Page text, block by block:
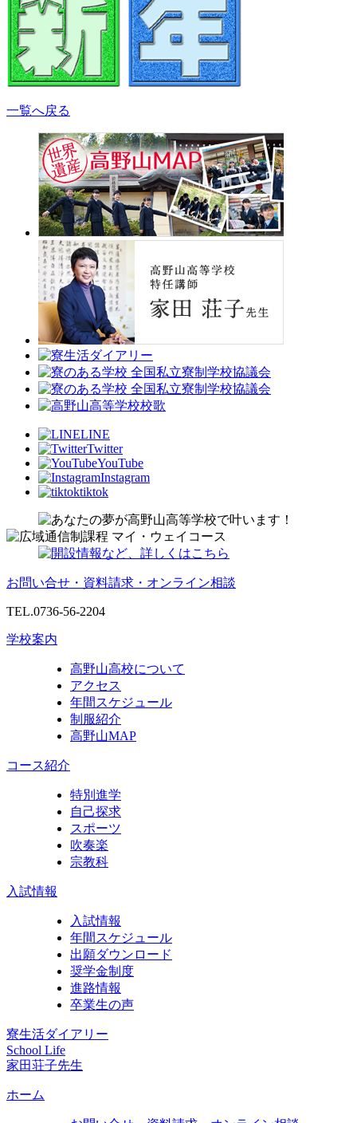
一覧へ戻る
LINE
Twitter
YouTube
Instagram
tiktok
お問い合せ・資料請求・オンライン相談
TEL.0736-56-2204
学校案内
高野山高校について
アクセス
年間スケジュール
制服紹介
高野山MAP
コース紹介
特別進学
自己探求
スポーツ
吹奏楽
宗教科
入試情報
入試情報
年間スケジュール
出願ダウンロード
奨学金制度
進路情報
卒業生の声
寮生活ダイアリー
School Life
家田荘子先生
ホーム